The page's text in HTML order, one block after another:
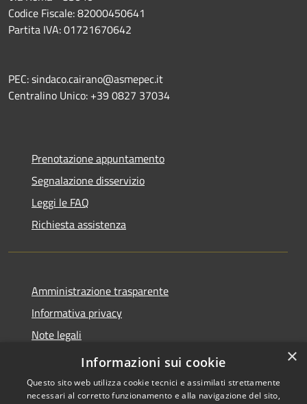
Codice Fiscale: 82000450641
Partita IVA: 01721670642
PEC: sindaco.cairano@asmepec.it
Centralino Unico: +39 0827 37034
Prenotazione appuntamento
Segnalazione disservizio
Leggi le FAQ
Richiesta assistenza
Amministrazione trasparente
Informativa privacy
Note legali
Dichiarazione di accessibilità
×
Informazioni sui cookie
Questo sito web utilizza cookie tecnici e assimilati strettamente
necessari al corretto funzionamento e alla navigazione del sito,